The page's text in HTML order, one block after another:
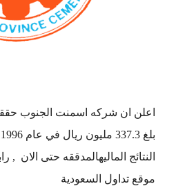
اعلن ان شركه اسمنت الجنوب
النتائج الماليهالمدققه حتى الان ,
موقع تداول السعودية